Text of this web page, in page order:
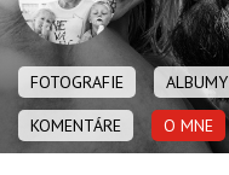
FOTOGRAFIE ALBUMY
KOMENTÁRE
O MNE